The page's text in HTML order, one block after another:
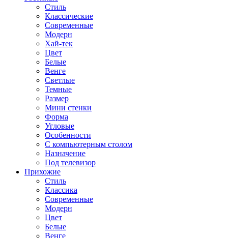
Стиль
Классические
Современные
Модерн
Хай-тек
Цвет
Белые
Венге
Светлые
Темные
Размер
Мини стенки
Форма
Угловые
Особенности
С компьютерным столом
Назначение
Под телевизор
Прихожие
Стиль
Классика
Современные
Модерн
Цвет
Белые
Венге